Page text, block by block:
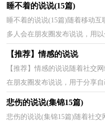
睡不着的说说(15篇)
睡不着的说说(15篇)随着移动
多人会在朋友圈发布说说，用
【推荐】情感的说说
【推荐】情感的说说随着社交
在朋友圈发布说说，用于分享
悲伤的说说(集锦15篇)
悲伤的说说(集锦15篇)随着社